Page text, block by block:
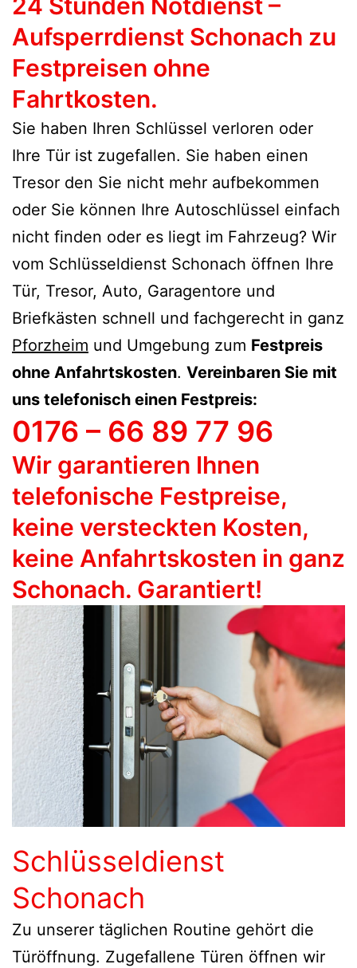
Aufsperrdienst Schonach zu
Festpreisen ohne
Fahrtkosten.
Sie haben Ihren Schlüssel verloren oder
Ihre Tür ist zugefallen. Sie haben einen
Tresor den Sie nicht mehr aufbekommen
oder Sie können Ihre Autoschlüssel einfach
nicht finden oder es liegt im Fahrzeug? Wir
vom Schlüsseldienst Schonach öffnen Ihre
Tür, Tresor, Auto, Garagentore und
Briefkästen schnell und fachgerecht in ganz
Pforzheim und Umgebung zum Festpreis
ohne Anfahrtskosten. Vereinbaren Sie mit
uns telefonisch einen Festpreis:
0176 – 66 89 77 96
Wir garantieren Ihnen
telefonische Festpreise,
keine versteckten Kosten,
keine Anfahrtskosten in ganz
Schonach. Garantiert!
Schlüsseldienst
Schonach
Zu unserer täglichen Routine gehört die
Türöffnung. Zugefallene Türen öffnen wir